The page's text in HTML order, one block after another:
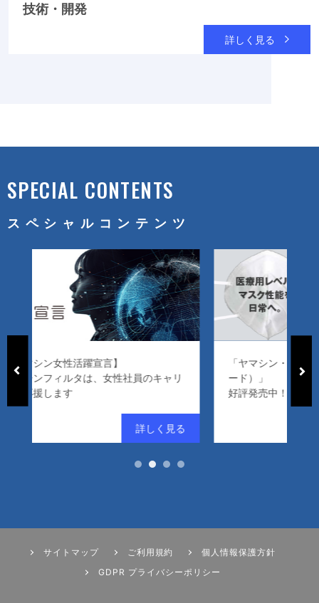
技術・開発
詳しく見る
SPECIAL CONTENTS
スペシャルコンテンツ
リ
「ヤマシン・フィルタマスク Zexeed（ゼクシ
ード）」
好評発売中！
サイトマップ ご利用規約
個人情報保護方針
GDPR プライバシーポリシー